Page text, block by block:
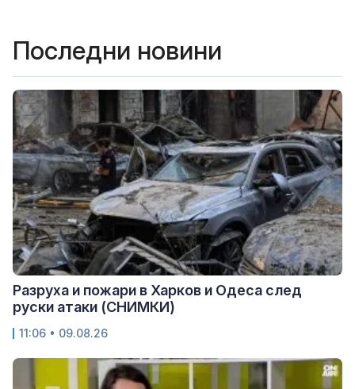
Последни новини
Разруха и пожари в Харков и Одеса след
руски атаки (СНИМКИ)
11:06 • 09.08.26